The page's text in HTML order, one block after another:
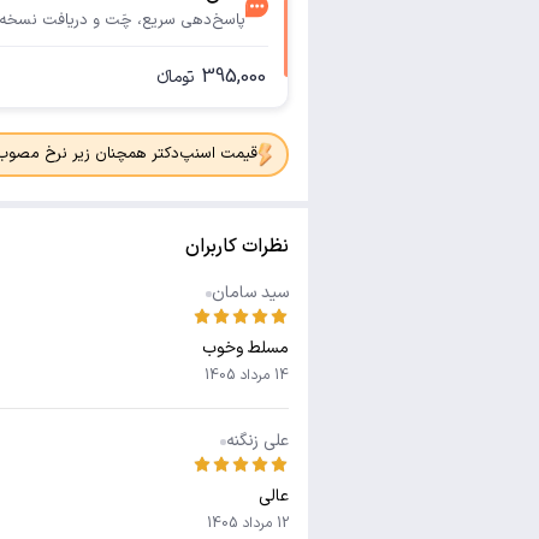
پاسخ‌دهی سریع، چَت و دریافت نسخه
395,000 تومانء
قیمت اسنپ‌دکتر همچنان زیر نرخ مصوب
نظرات کاربران
سید سامان
مسلط و‌خوب
14 مرداد 1405
علی زنگنه
عالی
12 مرداد 1405